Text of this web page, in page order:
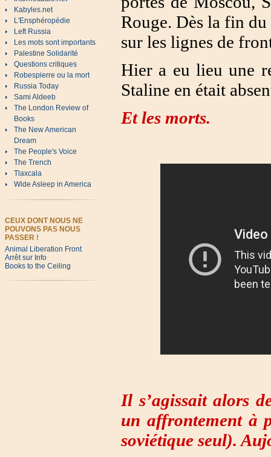
Kabyles.net
L'Ensphéropédie
Left Russia
Les mots sont importants
Palestine Solidarité
Questions critiques
Robespierre ou la mort
Russia Today
Sami Aldeeb
The London Review of
Books
The New American
Dream
The People's Voice
The Trench
Tlaxcala
Wide Asleep in America
CEUX DONT NOUS NE
POUVONS PAS NOUS
PASSER !
Animal Liberation Front
Arrêt sur Info
Books to the Ceiling
Rouge. Dès la fin
sur les lignes de
Hier a eu lieu une
Staline en était
Et les morts.
Il s’agissait alors
un affrontement à
soviétique seul).